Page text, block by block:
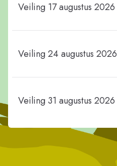
Veiling 17 augustus 2026
Veiling 24 augustus 2026
Veiling 31 augustus 2026